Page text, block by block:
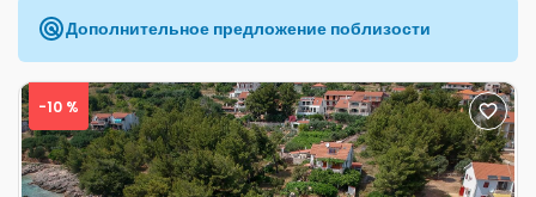
Дополнительное предложение поблизости
-10 %